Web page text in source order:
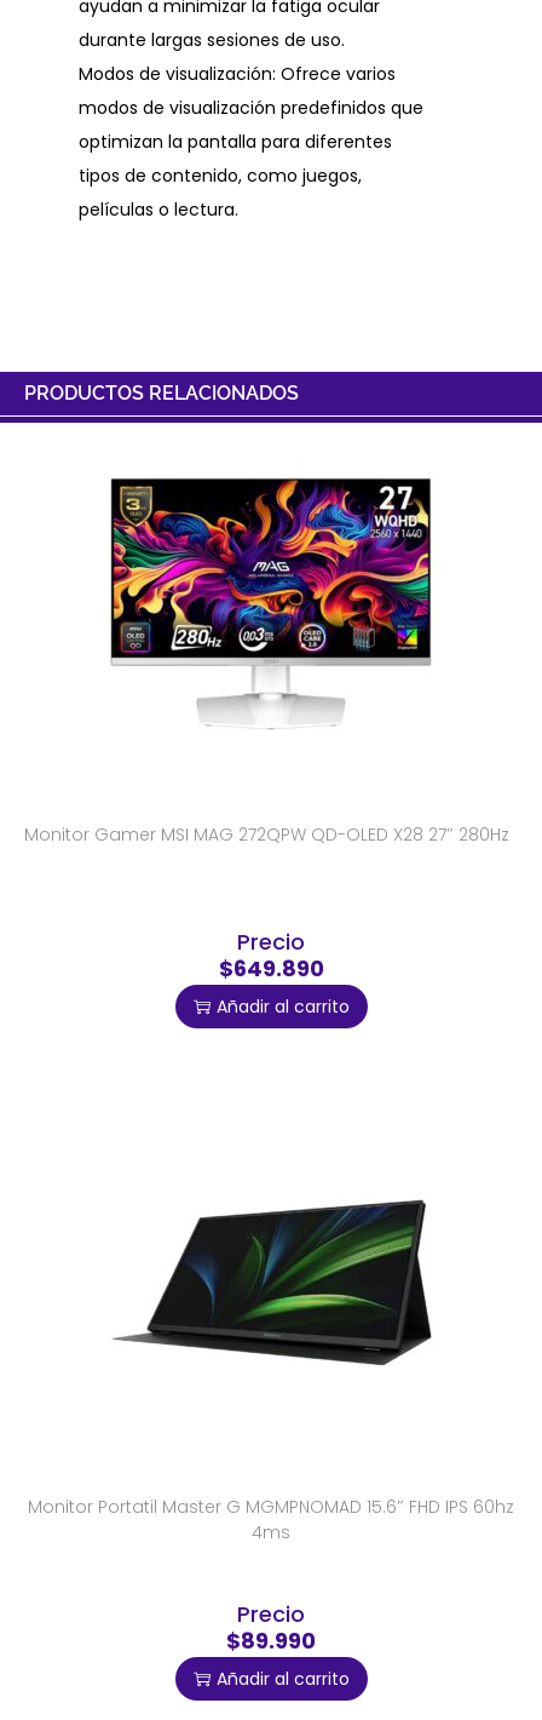
ayudan a minimizar la fatiga ocular
durante largas sesiones de uso.
Modos de visualización: Ofrece varios
modos de visualización predefinidos que
optimizan la pantalla para diferentes
tipos de contenido, como juegos,
películas o lectura.
PRODUCTOS RELACIONADOS
Monitor Gamer MSI MAG 272QPW QD-OLED X28 27″ 280Hz
Precio
$649.890
Añadir al carrito
Monitor Portatil Master G MGMPNOMAD 15.6″ FHD IPS 60hz
4ms
Precio
$89.990
Añadir al carrito